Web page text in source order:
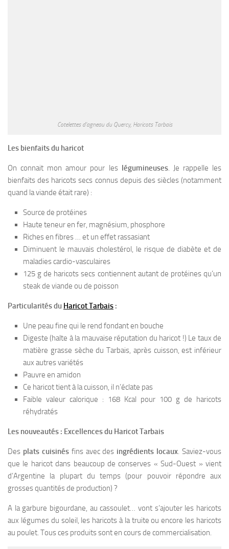
Cotelettes d’agneau du Quercy, Haricots Tarbais
Les bienfaits du haricot
On connait mon amour pour les légumineuses. Je rappelle les
bienfaits des haricots secs connus depuis des siècles (notamment
quand la viande était rare) :
Source de protéines
Haute teneur en fer, magnésium, phosphore
Riches en fibres … et un effet rassasiant
Diminuent le mauvais cholestérol, le risque de diabète et de
maladies cardio-vasculaires
125 g de haricots secs contiennent autant de protéines qu’un
steak de viande ou de poisson
Particularités du Haricot Tarbais :
Une peau fine qui le rend fondant en bouche
Digeste (halte à la mauvaise réputation du haricot !) Le taux de
matière grasse sèche du Tarbais, après cuisson, est inférieur
aux autres variétés
Pauvre en amidon
Ce haricot tient à la cuisson, il n’éclate pas
Faible valeur calorique : 168 Kcal pour 100 g de haricots
réhydratés
Les nouveautés : Excellences du Haricot Tarbais
Des plats cuisinésfins avec des ingrédients locaux. Saviez-vous
que le haricot dans beaucoup de conserves « Sud-Ouest » vient
d’Argentine la plupart du temps (pour pouvoir répondre aux
grosses quantités de production) ?
A la garbure bigourdane, au cassoulet… vont s’ajouter les haricots
aux légumes du soleil, les haricots à la truite ou encore les haricots
au poulet. Tous ces produits sont en cours de commercialisation.